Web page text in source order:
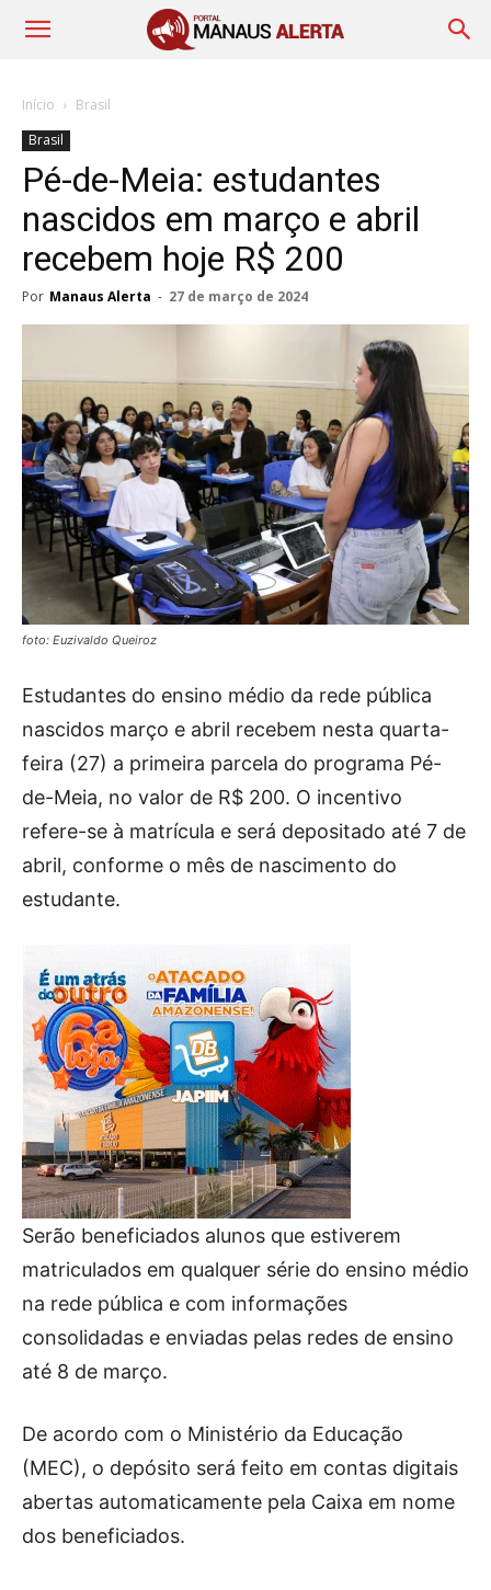
Início
Brasil
Brasil
Pé-de-Meia: estudantes
nascidos em março e abril
recebem hoje R$ 200
Por Manaus Alerta - 27 de março de 2024
foto: Euzivaldo Queiroz
Estudantes do ensino médio da rede pública
nascidos março e abril recebem nesta quarta-
feira (27) a primeira parcela do programa Pé-
de-Meia, no valor de R$ 200. O incentivo
refere-se à matrícula e será depositado até 7 de
abril, conforme o mês de nascimento do
estudante.
Serão beneficiados alunos que estiverem
matriculados em qualquer série do ensino médio
na rede pública e com informações
consolidadas e enviadas pelas redes de ensino
até 8 de março.
De acordo com o Ministério da Educação
(MEC), o depósito será feito em contas digitais
abertas automaticamente pela Caixa em nome
dos beneficiados.